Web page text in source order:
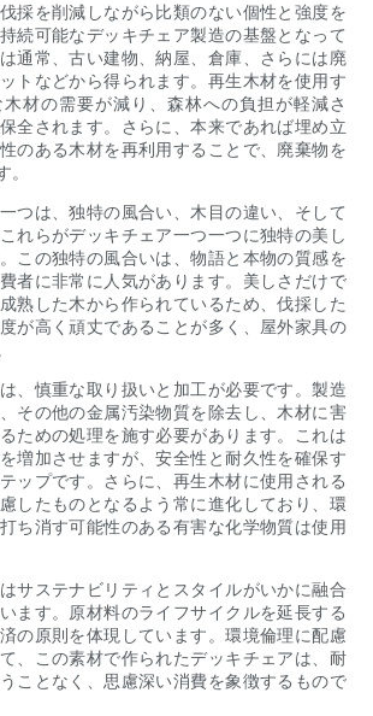
採を削減しながら比類のない個性と強度を
続可能なデッキチェア製造の基盤となって
通常、古い建物、納屋、倉庫、さらには廃
トなどから得られます。再生木材を使用す
材の需要が減り、森林への負担が軽減さ
全されます。さらに、本来であれば埋め立
のある木材を再利用することで、廃棄物を
。
つは、独特の風合い、木目の違い、そして
れらがデッキチェア一つ一つに独特の美し
この独特の風合いは、物語と本物の質感を
者に非常に人気があります。美しさだけで
熟した木から作られているため、伐採した
が高く頑丈であることが多く、屋外家具の
、慎重な取り扱いと加工が必要です。製造
その他の金属汚染物質を除去し、木材に害
ための処理を施す必要があります。これは
増加させますが、安全性と耐久性を確保す
ップです。さらに、再生木材に使用される
したものとなるよう常に進化しており、環
ち消す可能性のある有害な化学物質は使用
サステナビリティとスタイルがいかに融合
ます。原材料のライフサイクルを延長する
の原則を体現しています。環境倫理に配慮
、この素材で作られたデッキチェアは、耐
ことなく、思慮深い消費を象徴するもので